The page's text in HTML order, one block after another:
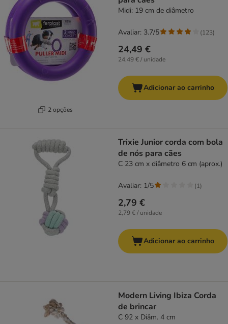
2 opções
Midi: 19 cm de diâmetro
24,49 €
24,49 € / unidade
Avaliar: 3.7/5 (123)
Adicionar ao carrinho
Trixie Junior corda com bola
de nós para cães
C 23 cm x diâmetro 6 cm (aprox.)
2,79 €
2,79 € / unidade
Avaliar: 1/5 (1)
Adicionar ao carrinho
Modern Living Ibiza Corda
de brincar
C 92 x Diâm. 4 cm